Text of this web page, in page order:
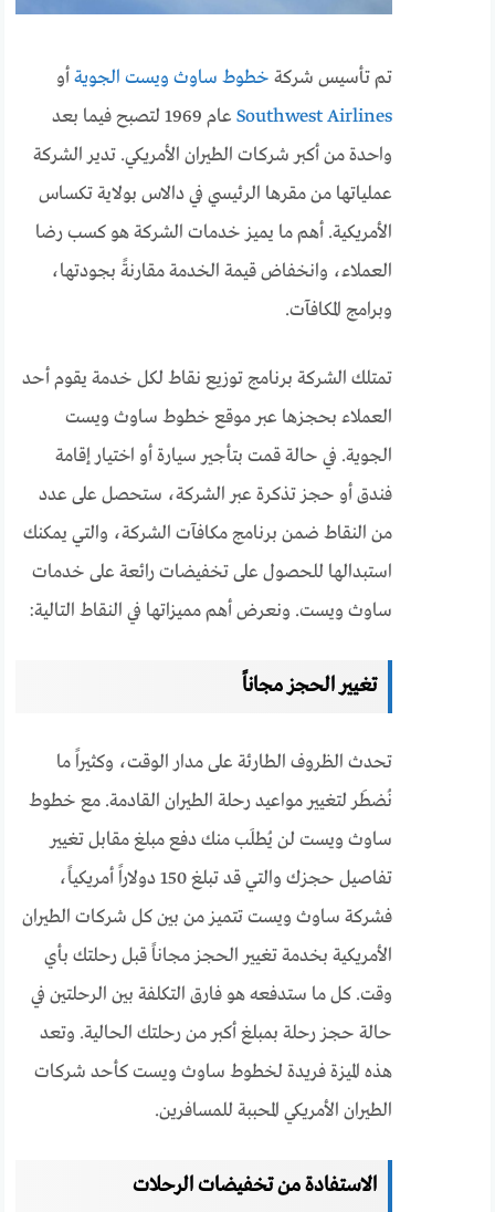
تم تأسيس شركة خطوط ساوث ويست الجوية أو
Southwest Airlines
عام 1969 لتصبح فيما بعد
واحدة من أكبر شركات الطيران الأمريكي. تدير الشركة
عملياتها من مقرها الرئيسي في دالاس بولاية تكساس
الأمريكية. أهم ما يميز خدمات الشركة هو كسب رضا
العملاء، وانخفاض قيمة الخدمة مقارنةً بجودتها،
وبرامج المكافآت.
تمتلك الشركة برنامج توزيع نقاط لكل خدمة يقوم أحد
العملاء بحجزها عبر موقع خطوط ساوث ويست
الجوية. في حالة قمت بتأجير سيارة أو اختيار إقامة
فندق أو حجز تذكرة عبر الشركة، ستحصل على عدد
من النقاط ضمن برنامج مكافآت الشركة، والتي يمكنك
استبدالها للحصول على تخفيضات رائعة على خدمات
ساوث ويست. ونعرض أهم مميزاتها في النقاط التالية:
تغيير الحجز مجاناً
تحدث الظروف الطارئة على مدار الوقت، وكثيراً ما
نُضطَر لتغيير مواعيد رحلة الطيران القادمة. مع خطوط
ساوث ويست لن يُطلَب منك دفع مبلغ مقابل تغيير
تفاصيل حجزك والتي قد تبلغ 150 دولاراً أمريكياً،
فشركة ساوث ويست تتميز من بين كل شركات الطيران
الأمريكية بخدمة تغيير الحجز مجاناً قبل رحلتك بأي
وقت. كل ما ستدفعه هو فارق التكلفة بين الرحلتين في
حالة حجز رحلة بمبلغ أكبر من رحلتك الحالية. وتعد
هذه الميزة فريدة لخطوط ساوث ويست كأحد شركات
الطيران الأمريكي المحببة للمسافرين.
الاستفادة من تخفيضات الرحلات